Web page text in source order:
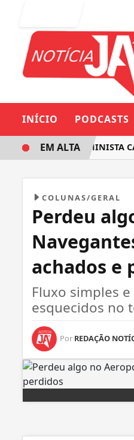
INÍCIO PODCASTS
DEPUTADA FEMINISTA
EM ALTA
COLUNAS/GERAL
Perdeu
achados e
Fluxo simples
esquecidos no
Por REDAÇÃO